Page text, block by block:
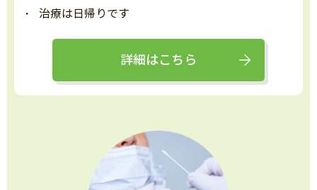
治療は日帰りです
詳細はこちら